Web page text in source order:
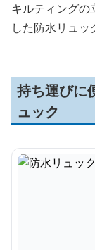
キルティングの
した防水リュッ
持ち運びに
ュック